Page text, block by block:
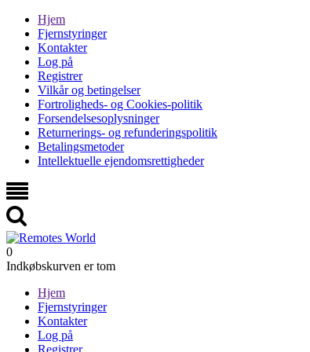
Hjem
Fjernstyringer
Kontakter
Log på
Registrer
Vilkår og betingelser
Fortroligheds- og Cookies-politik
Forsendelsesoplysninger
Returnerings- og refunderingspolitik
Betalingsmetoder
Intellektuelle ejendomsrettigheder
0
Indkøbskurven er tom
Hjem
Fjernstyringer
Kontakter
Log på
Registrer